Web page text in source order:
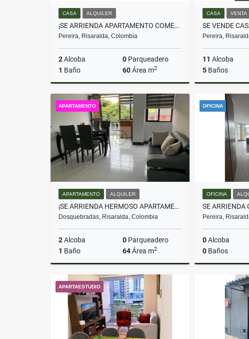
CASA ALQUILER
¡SE ARRIENDA APARTAMENTO COMERCIAL EN EL CENTRO!
Pereira, Risaralda, Colombia
2Alcoba 0 Parqueadero
1 Baño 60Área m2
Alquiler
$1.400.000
CASA VENTA
Pereira,
11 Alcoba
5 Baños
APARTAMENTO
APARTAMENTO ALQUILER
¡SE ARRIENDA HERMOSO APARTAMENTO AMOBLADO EN DOSQUEBRADAS!
Dosquebradas, Risaralda, Colombia
2Alcoba 0 Parqueadero
1 Baño 64Área m2
Alquiler
$1.900.000
OFICINA
OFICINA
SE ARRIENDA
Pereira,
0Alcoba
0 Baños
APARTAESTUDIO